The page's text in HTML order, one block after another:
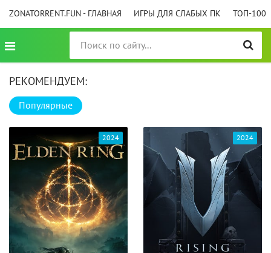
ZONATORRENT.FUN - ГЛАВНАЯ ИГРЫ ДЛЯ СЛАБЫХ ПК ТОП-100
РЕКОМЕНДУЕМ:
Популярные
2024 2024